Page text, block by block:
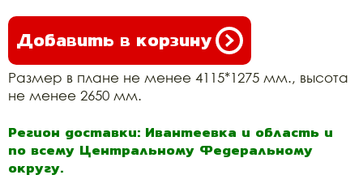
Добавить в корзину
Размер в плане не менее 4115*1275 мм., высота
не менее 2650 мм.
Регион доставки: Ивантеевка и область и
по всему Центральному Федеральному
округу.